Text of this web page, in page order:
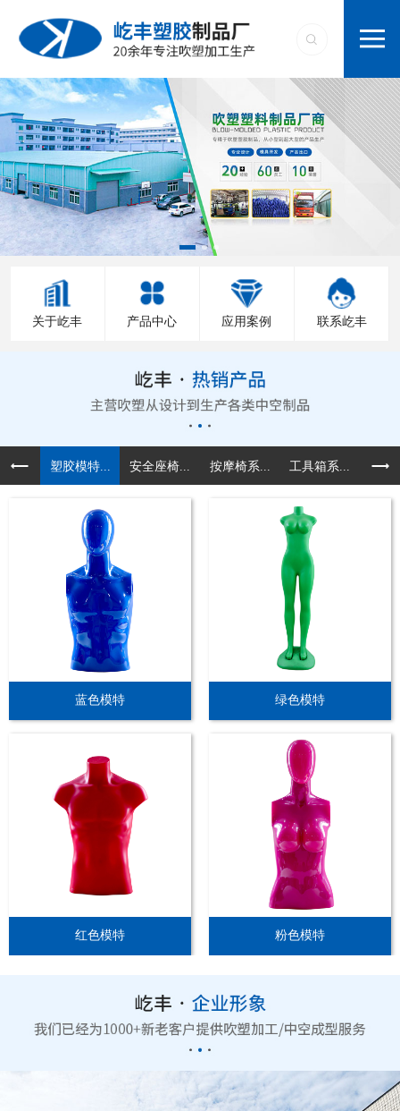
关于屹丰 产品中心 应用案例 联系屹丰
塑胶模特... 安全座椅... 按摩椅系... 工具箱系... 汽车
蓝色模特 绿色模特
红色模特 粉色模特